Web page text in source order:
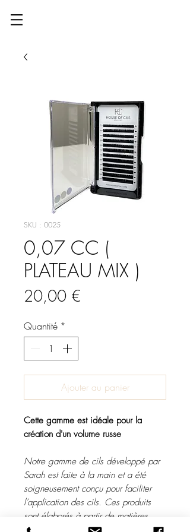
SKU : 0025
0,07 CC (
PLATEAU MIX )
20,00 €
Quantité *
Ajouter au panier
Cette gamme est idéale pour la
création d'un volume russe
Notre gamme de cils développé par
Sarah est faite à la main et a été
soigneusement conçu pour faciliter
l’application des cils. Ces produits
sont élaborés à partir de matières
nobles, telles que la soie ou encore le